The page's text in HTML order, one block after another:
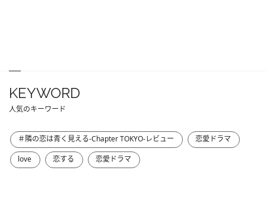
KEYWORD
人気のキーワード
＃隣の恋は青く見える-Chapter TOKYO-レビュー
恋愛ドラマ
love
恋する 恋愛ドラマ